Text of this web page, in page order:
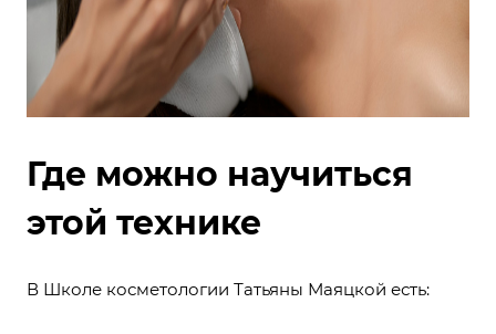
Где можно научиться
этой технике
В Школе косметологии Татьяны Маяцкой есть: